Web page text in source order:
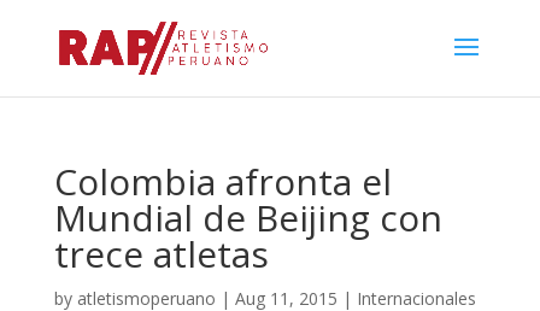
Colombia afronta el
Mundial de Beijing con
trece atletas
by atletismoperuano | Aug 11, 2015 | Internacionales